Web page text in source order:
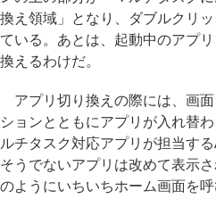
換え領域」となり、ダブルクリ
ている。あとは、起動中のアプ
換えるわけだ。
アプリ切り換えの際には、画
ションとともにアプリが入れ替
ルチタスク対応アプリが担当す
そうでないアプリは改めて表示
のようにいちいちホーム画面を